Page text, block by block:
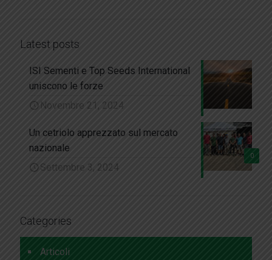
Latest posts
ISI Sementi e Top Seeds International
uniscono le forze
Novembre 21, 2024
0
Un cetriolo apprezzato sul mercato
nazionale
Settembre 3, 2024
Categories
Articoli